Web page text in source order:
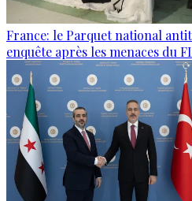
France: le Parquet national
enquête après les menaces du